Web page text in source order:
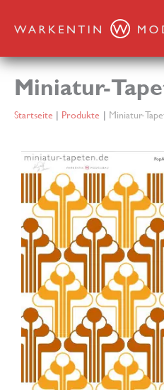
Inhalt
Miniatur-
Startseite Produkte Miniatur-